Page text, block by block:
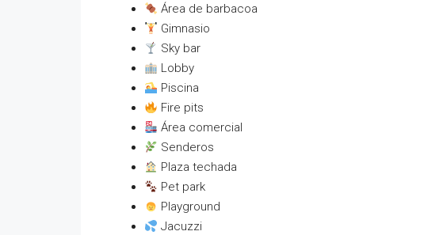
Área de barbacoa
Gimnasio
Sky bar
Lobby
Piscina
Fire pits
Área comercial
Senderos
Plaza techada
Pet park
Playground
Jacuzzi